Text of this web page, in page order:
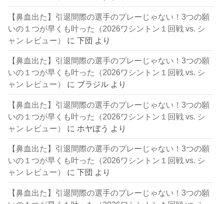
【鼻血出た】引退間際の選手のプレーじゃない！3つの願
いの１つが早くも叶った（2026ワシントン１回戦 vs. シ
ャン レビュー）
に下団 より
【鼻血出た】引退間際の選手のプレーじゃない！3つの願
いの１つが早くも叶った（2026ワシントン１回戦 vs. シ
ャン レビュー）
に ブラジル より
【鼻血出た】引退間際の選手のプレーじゃない！3つの願
いの１つが早くも叶った（2026ワシントン１回戦 vs. シ
ャン レビュー）
に ホヤぼう より
【鼻血出た】引退間際の選手のプレーじゃない！3つの願
いの１つが早くも叶った（2026ワシントン１回戦 vs. シ
ャン レビュー）
に下団 より
【鼻血出た】引退間際の選手のプレーじゃない！3つの願